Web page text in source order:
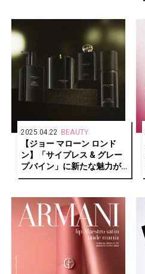
2025.04.22 BEAUTY
【ジョー マローン ロンド
ン】「サイプレス & グレー
プバイン」に新たな魅力が
プラス